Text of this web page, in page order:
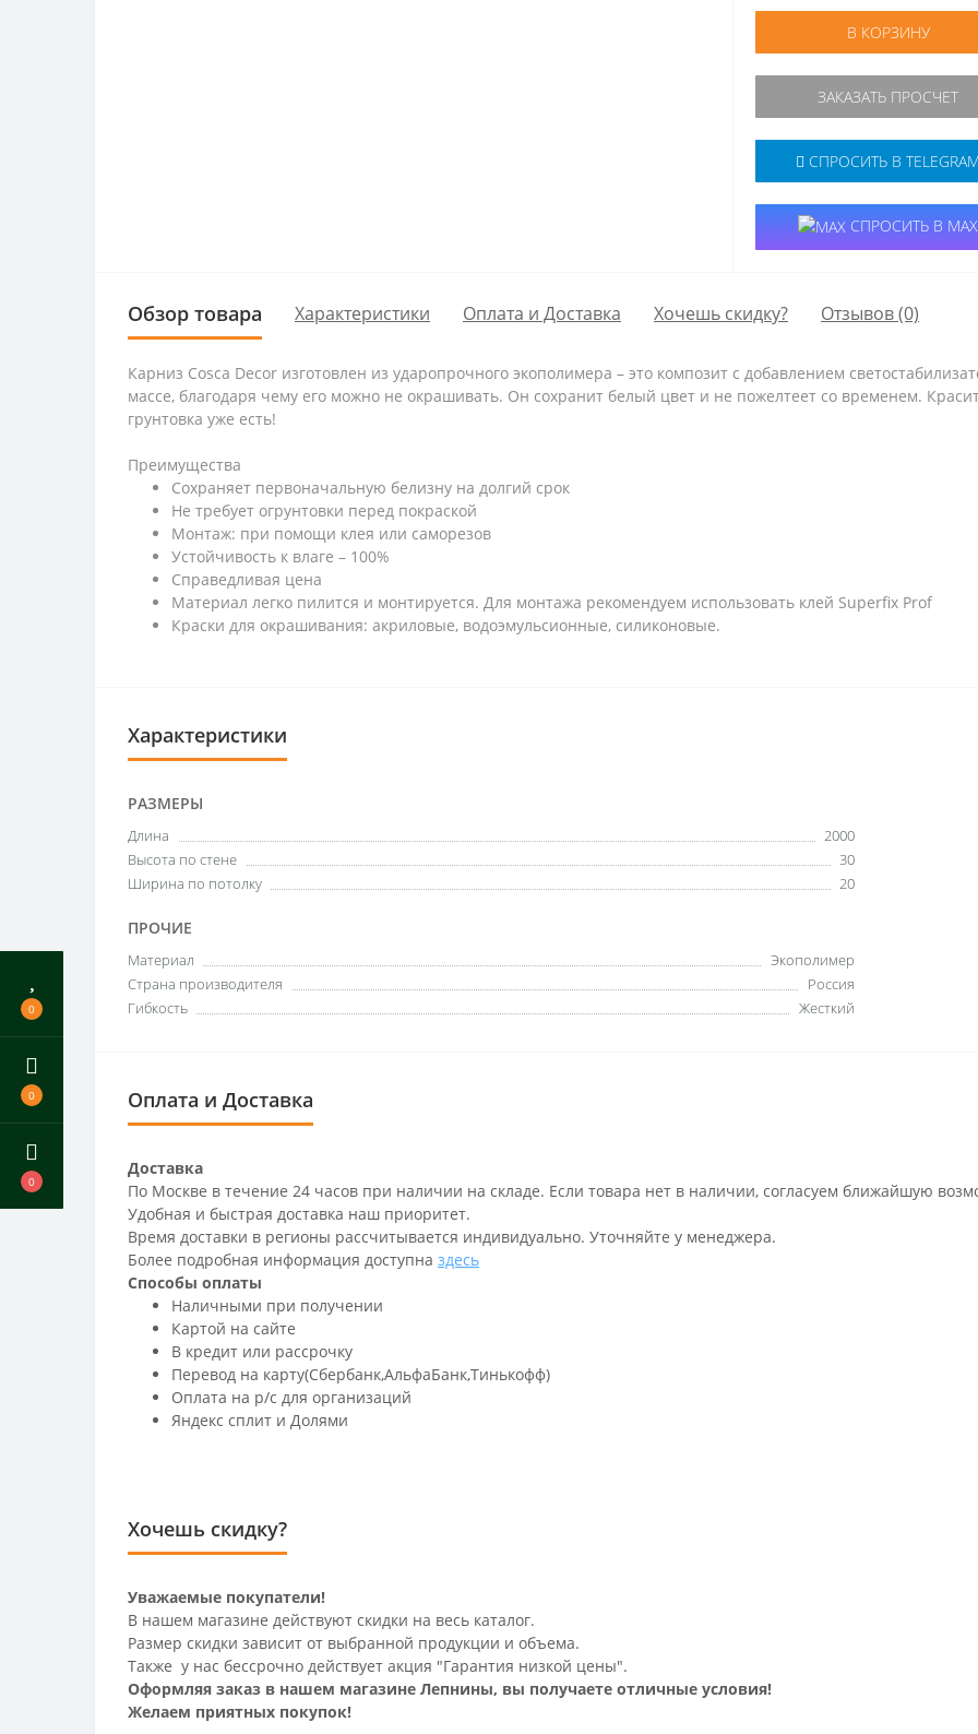
0
0
0
В КОРЗИНУ
ЗАКАЗАТЬ ПРОСЧЕТ
СПРОСИТЬ В TELEGRAM
СПРОСИТЬ В MAX
Обзор товара Характеристики Оплата и Доставка Хочешь скидку? Отзывов (0)
Карниз Cosca Decor изготовлен из ударопрочного экополимера – это композит с добавлением
массе, благодаря чему его можно не окрашивать. Он сохранит белый цвет и не пожелтеет со временем.
грунтовка уже есть!
Преимущества
Сохраняет первоначальную белизну на долгий срок
Не требует огрунтовки перед покраской
Монтаж: при помощи клея или саморезов
Устойчивость к влаге – 100%
Справедливая цена
Материал легко пилится и монтируется. Для монтажа рекомендуем использовать клей Superfix Prof
Краски для окрашивания: акриловые, водоэмульсионные, силиконовые.
Характеристики
РАЗМЕРЫ
Длина
2000
Высота по стене
30
Ширина по потолку
20
ПРОЧИЕ
Материал
Экополимер
Страна производителя
Россия
Гибкость
Жесткий
Оплата и Доставка
Доставка
По Москве в течение 24 часов при наличии на складе. Если товара нет в наличии, согласуем ближайшую
Удобная и быстрая доставка наш приоритет.
Время доставки в регионы рассчитывается индивидуально. Уточняйте у менеджера.
Более подробная информация доступна здесь
Способы оплаты
Наличными при получении
Картой на сайте
В кредит или рассрочку
Перевод на карту(Сбербанк,АльфаБанк,Тинькофф)
Оплата на р/c для организаций
Яндекс сплит и Долями
Хочешь скидку?
Уважаемые покупатели!
В нашем магазине действуют скидки на весь каталог.
Размер скидки зависит от выбранной продукции и объема.
Также у нас бессрочно действует акция "Гарантия низкой цены".
Оформляя заказ в нашем магазине Лепнины, вы получаете отличные условия!
Желаем приятных покупок!